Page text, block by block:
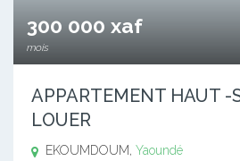
300 000 xaf
mois
APPARTEMENT HAUT -
LOUER
EKOUMDOUM, Yaoundé